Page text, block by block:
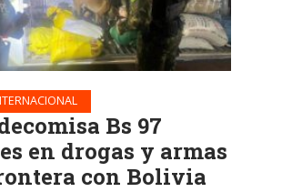
Bs 97
en drogas y armas
con Bolivia